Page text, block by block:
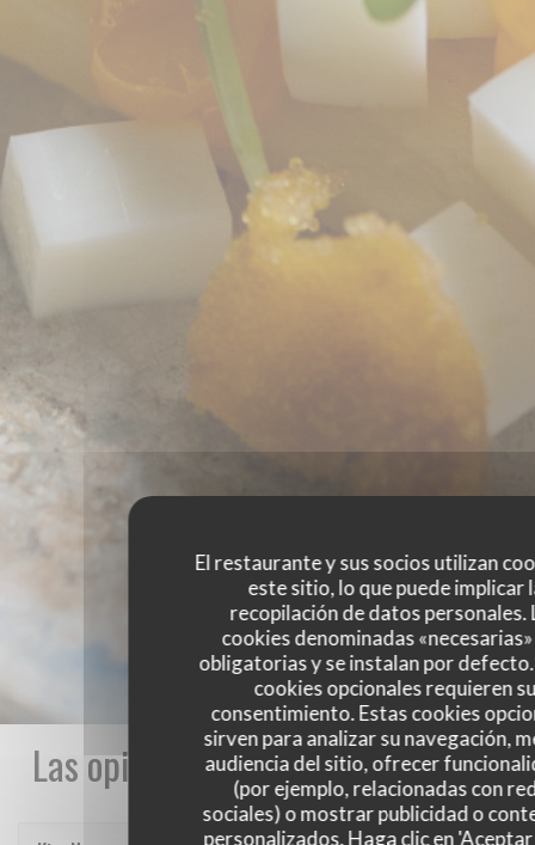
El restaurante y sus socios utilizan
este sitio, lo que puede implicar
recopilación de datos personales.
cookies denominadas
obligatorias y se instalan por
cookies opcionales requieren
consentimiento. Estas cookies
sirven para analizar su navegación,
audiencia del sitio, ofrecer
(por ejemplo, relacionadas con
sociales) o mostrar publicidad o
personalizados. Haga clic en
Las opiniones de nuestros clientes